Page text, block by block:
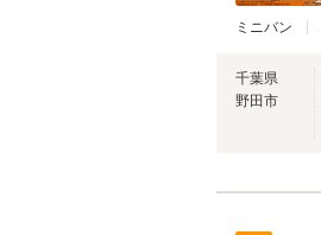
ミニバン
千葉県
野田市